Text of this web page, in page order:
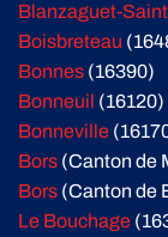
Blanzaguet-
Boisbreteau
Bonnes (16390)
Bonneuil (16120)
Bonneville
Bors (Canton de
Bors (Canton de
Le Bouchage